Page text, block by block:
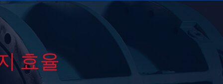
효율